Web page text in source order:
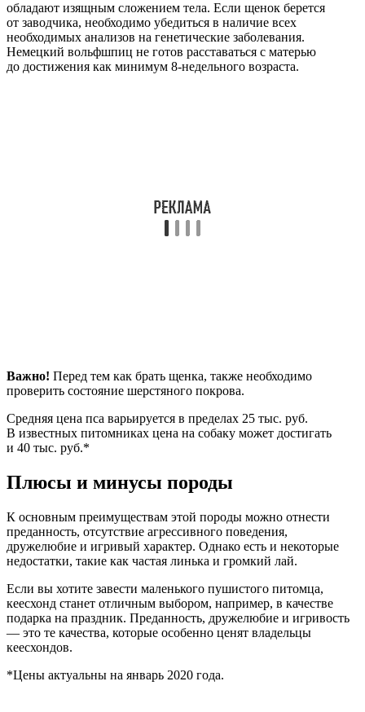
обладают изящным сложением тела. Если щенок берется
от заводчика, необходимо убедиться в наличие всех
необходимых анализов на генетические заболевания.
Немецкий вольфшпиц не готов расставаться с матерью
до достижения как минимум 8-недельного возраста.
Важно! Перед тем как брать щенка, также необходимо
проверить состояние шерстяного покрова.
Средняя цена пса варьируется в пределах 25 тыс. руб.
В известных питомниках цена на собаку может достигать
и 40 тыс. руб.*
Плюсы и минусы породы
К основным преимуществам этой породы можно отнести
преданность, отсутствие агрессивного поведения,
дружелюбие и игривый характер. Однако есть и некоторые
недостатки, такие как частая линька и громкий лай.
Если вы хотите завести маленького пушистого питомца,
кеесхонд станет отличным выбором, например, в качестве
подарка на праздник. Преданность, дружелюбие и игривость
— это те качества, которые особенно ценят владельцы
кеесхондов.
*Цены актуальны на январь 2020 года.